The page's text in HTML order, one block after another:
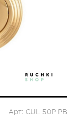
Арт: CUL 50P PB